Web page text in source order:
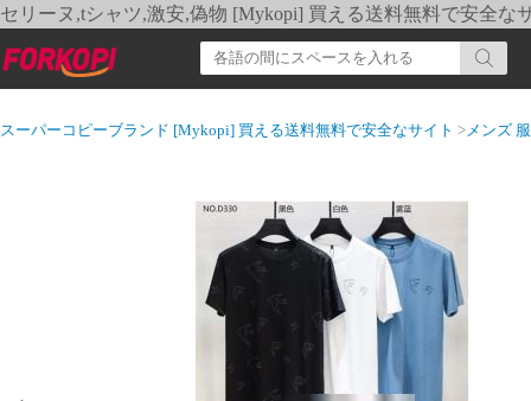
セリーヌ,tシャツ,激安,偽物 [Mykopi] 買える送料無料で安全な
スーパーコピーブランド [Mykopi] 買える送料無料で安全なサイト >メンズ 服